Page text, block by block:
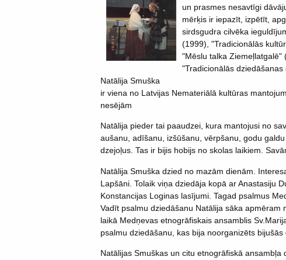
un prasmes nesavtīgi
mērķis ir iepazīt, izpētīt,
sirdsgudra cilvēka
(1999), "Tradicionālās
"Mēslu talka Ziemeļlatgalē"
"Tradicionālās
Natālija Smuška
ir viena no Latvijas Nemateriālā kultūras
nesējām
Natālija pieder tai paaudzei, kura mantojusi no
aušanu, adīšanu, izšūšanu, vērpšanu, godu
dzejoļus. Tas ir bijis hobijs no skolas laikiem.
Natālija Smuška dzied no mazām dienām.
Lapšāni. Tolaik viņa dziedāja kopā ar Anastasiju
Konstancijas Loginas lasījumi. Tagad psalmus
Vadīt psalmu dziedāšanu Natālija sāka
laikā Medņevas etnogrāfiskais ansamblis
psalmu dziedāšanu, kas bija noorganizēts
Natālijas Smuškas un citu etnogrāfiskā